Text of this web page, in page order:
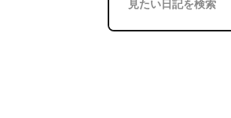
見たい日記を検索